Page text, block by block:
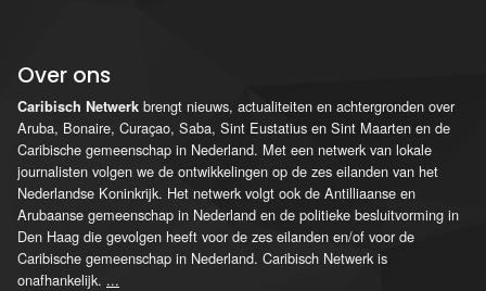
Over ons
Caribisch Netwerk brengt nieuws, actualiteiten en achtergronden over
Aruba, Bonaire, Curaçao, Saba, Sint Eustatius en Sint Maarten en de
Caribische gemeenschap in Nederland. Met een netwerk van lokale
journalisten volgen we de ontwikkelingen op de zes eilanden van het
Nederlandse Koninkrijk. Het netwerk volgt ook de Antilliaanse en
Arubaanse gemeenschap in Nederland en de politieke besluitvorming in
Den Haag die gevolgen heeft voor de zes eilanden en/of voor de
Caribische gemeenschap in Nederland. Caribisch Netwerk is
onafhankelijk. ...